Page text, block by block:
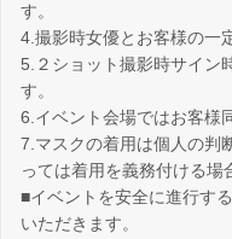
す。
4.撮影時女優とお客様の一
5.２ショット撮影時サイン
す。
6.イベント会場ではお客様
7.マスクの着用は個人の判
っては着用を義務付ける場
■イベントを安全に進行す
いただきます。